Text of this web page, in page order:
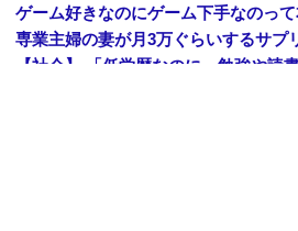
ゲーム好きなのにゲーム下手なのっ
専業主婦の妻が月3万ぐらいするサプ